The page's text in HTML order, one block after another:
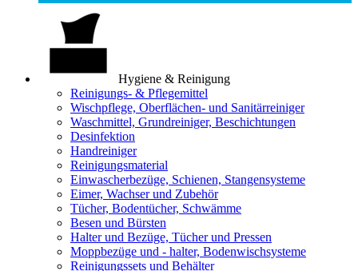
Hygiene & Reinigung
Reinigungs- & Pflegemittel
Wischpflege, Oberflächen- und Sanitärreiniger
Waschmittel, Grundreiniger, Beschichtungen
Desinfektion
Handreiniger
Reinigungsmaterial
Einwascherbezüge, Schienen, Stangensysteme
Eimer, Wachser und Zubehör
Tücher, Bodentücher, Schwämme
Besen und Bürsten
Halter und Bezüge, Tücher und Pressen
Moppbezüge und - halter, Bodenwischsysteme
Reinigungssets und Behälter